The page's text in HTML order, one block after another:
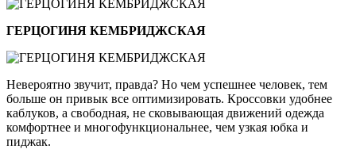
ГЕРЦОГИНЯ КЕМБРИДЖСКАЯ
Невероятно звучит, правда? Но чем успешнее человек, тем
больше он привык все оптимизировать. Кроссовки удобнее
каблуков, а свободная, не сковывающая движений одежда
комфортнее и многофункциональнее, чем узкая юбка и
пиджак.